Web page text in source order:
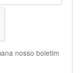
nosso boletim